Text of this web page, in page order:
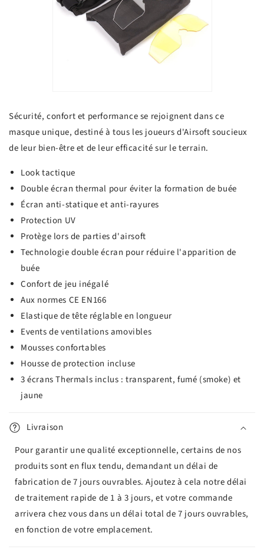
Sécurité, confort et performance se rejoignent dans ce
masque unique, destiné à tous les joueurs d'Airsoft soucieux
de leur bien-être et de leur efficacité sur le terrain.
Look tactique
Double écran thermal pour éviter la formation de buée
Écran anti-statique et anti-rayures
Protection UV
Protège lors de parties d'airsoft
Technologie double écran pour réduire l'apparition de
buée
Confort de jeu inégalé
Aux normes CE EN166
Elastique de tête réglable en longueur
Events de ventilations amovibles
Mousses confortables
Housse de protection incluse
3 écrans Thermals inclus : transparent, fumé (smoke) et
jaune
Livraison
Pour garantir une qualité exceptionnelle, certains de nos
produits sont en flux tendu, demandant un délai de
fabrication de 7 jours ouvrables. Ajoutez à cela notre délai
de traitement rapide de 1 à 3 jours, et votre commande
arrivera chez vous dans un délai total de 7 jours ouvrables,
en fonction de votre emplacement.